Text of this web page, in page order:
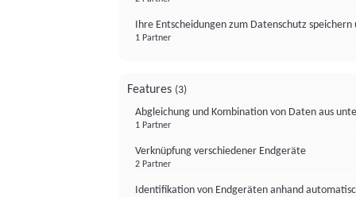
Ihre Entscheidungen zum Datenschutz
1 Partner
Features (3)
Abgleichung und Kombination von Daten aus
1 Partner
Verknüpfung verschiedener Endgeräte
2 Partner
Identifikation von Endgeräten anhand